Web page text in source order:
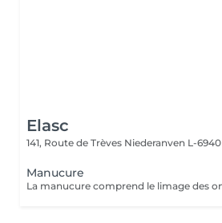
Elasc
141, Route de Trèves Niederanven L-6940
Manucure